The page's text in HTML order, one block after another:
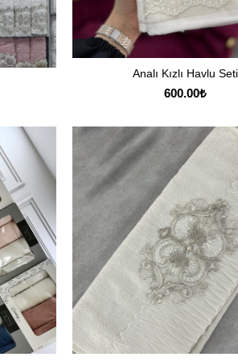
SEÇENEKLER
Analı Kızlı Havlu Seti
600.00₺